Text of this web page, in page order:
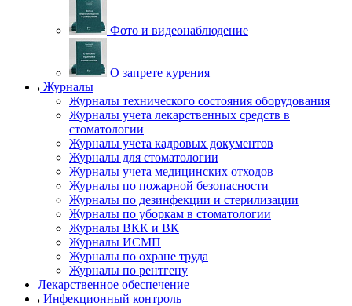
Фото и видеонаблюдение
О запрете курения
Журналы
Журналы технического состояния оборудования
Журналы учета лекарственных средств в
стоматологии
Журналы учета кадровых документов
Журналы для стоматологии
Журналы учета медицинских отходов
Журналы по пожарной безопасности
Журналы по дезинфекции и стерилизации
Журналы по уборкам в стоматологии
Журналы ВКК и ВК
Журналы ИСМП
Журналы по охране труда
Журналы по рентгену
Лекарственное обеспечение
Инфекционный контроль